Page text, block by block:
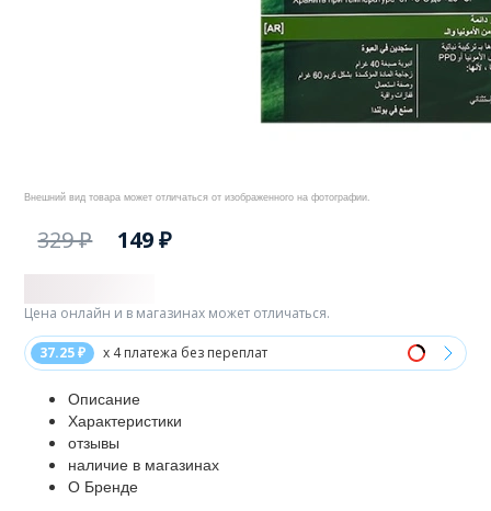
Внешний вид товара может отличаться от изображенного на фотографии.
329 ₽ 149 ₽
37.25 ₽ x 4 платежа без переплат
Цена онлайн и в магазинах может отличаться.
Описание
Характеристики
отзывы
наличие в магазинах
О Бренде